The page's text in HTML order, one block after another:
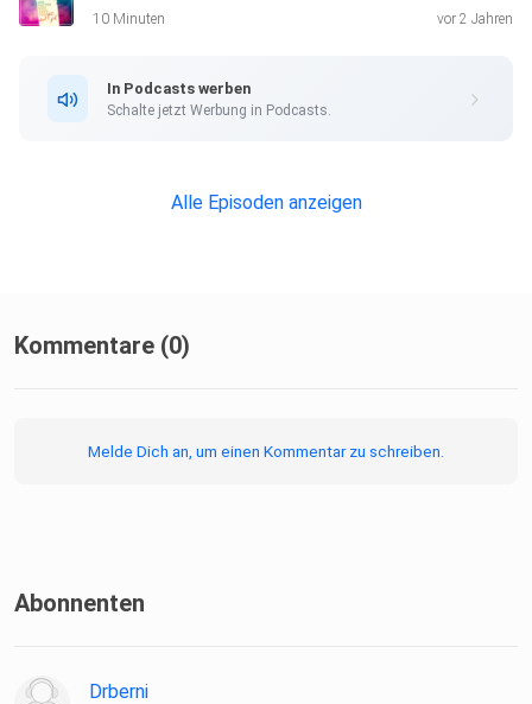
10 Minuten vor 2 Jahren
In Podcasts werben
Schalte jetzt Werbung in Podcasts.
Alle Episoden anzeigen
Kommentare (0)
Melde Dich an, um einen Kommentar zu schreiben.
Abonnenten
Drberni